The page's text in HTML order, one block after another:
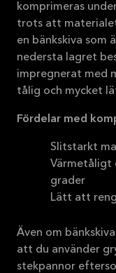
komprimeras
trots att
en bänkskiva som
nedersta lagret
impregnerat med
tålig och mycket
Fördelar med
Slitstarkt
Värmetåligt
grader
Lätt att
Även om
att du använder
stekpannor